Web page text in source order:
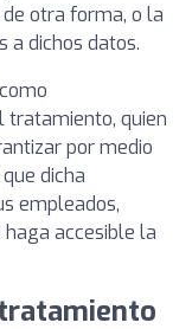
otra forma, o la
a dichos datos.
tratamiento, quien
por medio
dicha
empleados,
accesible la